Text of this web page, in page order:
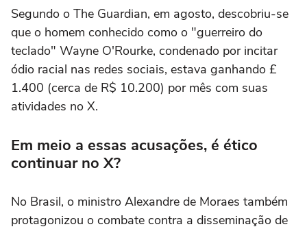
Segundo o The Guardian, em agosto, descobriu-se
que o homem conhecido como o "guerreiro do
teclado" Wayne O'Rourke, condenado por incitar
ódio racial nas redes sociais, estava ganhando £
1.400 (cerca de R$ 10.200) por mês com suas
atividades no X.
Em meio a essas acusações, é ético
continuar no X?
No Brasil, o ministro Alexandre de Moraes também
protagonizou o combate contra a disseminação de